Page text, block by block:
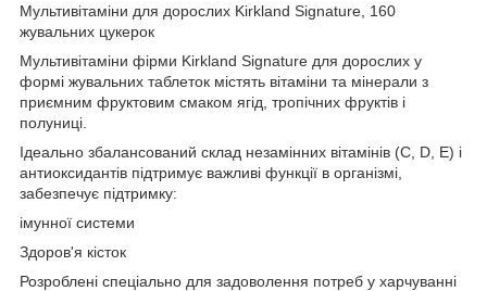
Мультивітаміни для дорослих Kirkland Signature, 160
жувальних цукерок
Мультивітаміни фірми Kirkland Signature для дорослих у
формі жувальних таблеток містять вітаміни та мінерали з
приємним фруктовим смаком ягід, тропічних фруктів і
полуниці.
Ідеально збалансований склад незамінних вітамінів (С, D, E) і
антиоксидантів підтримує важливі функції в організмі,
забезпечує підтримку:
імунної системи
Здоров'я кісток
Розроблені спеціально для задоволення потреб у харчуванні